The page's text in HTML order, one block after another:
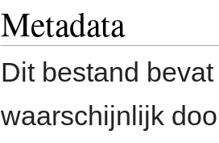
Metadata
Dit bestand
waarschijnlijk